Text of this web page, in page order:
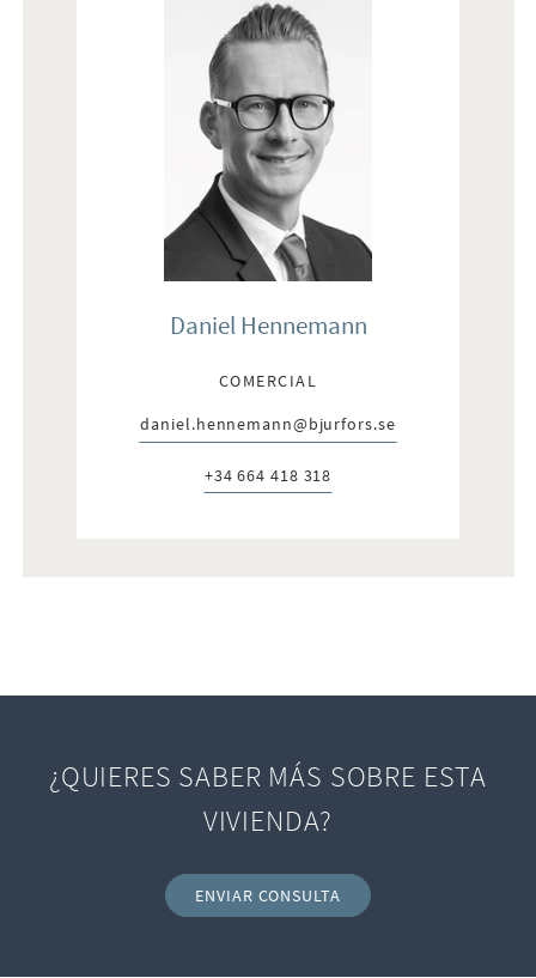
Daniel Hennemann
COMERCIAL
E-post:
daniel.hennemann@bjurfors.se
Telefon:
+34 664 418 318
¿QUIERES SABER MÁS SOBRE ESTA
VIVIENDA?
ENVIAR CONSULTA